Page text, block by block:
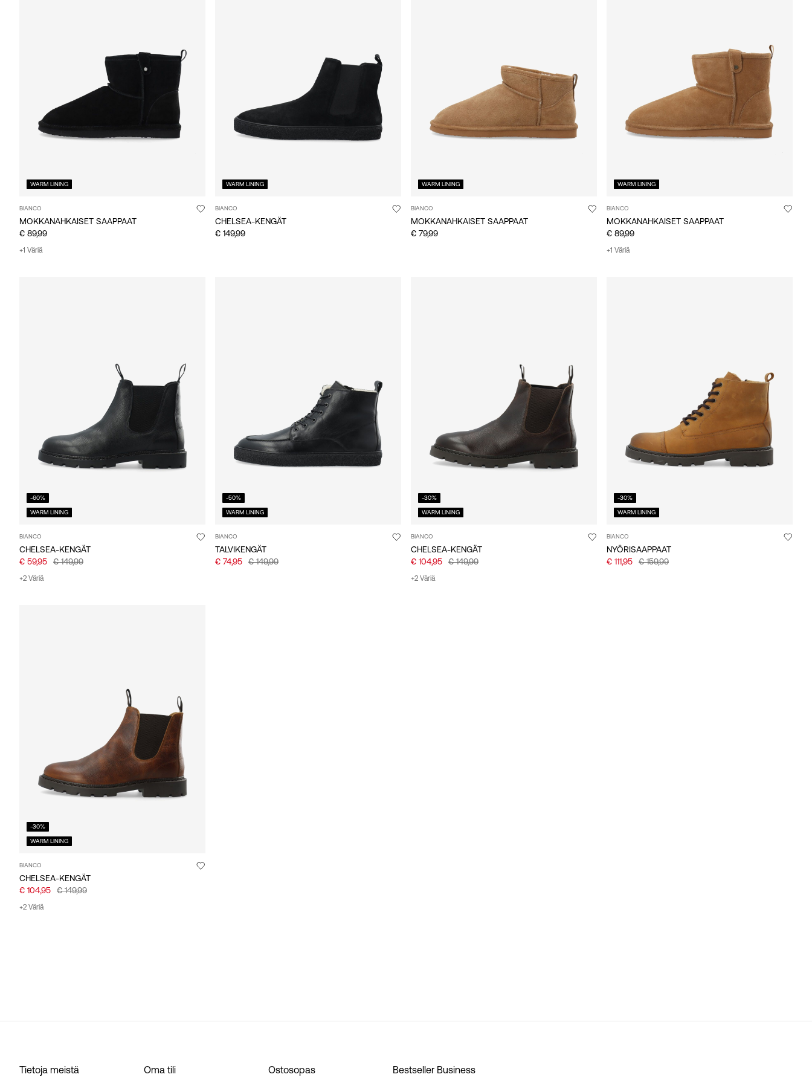
WARM LINING
BIANCO
MOKKANAHKAISET SAAPPAAT
€ 89,99
+1 Väriä
WARM LINING
BIANCO
CHELSEA-KENGÄT
€ 149,99
WARM LINING
BIANCO
MOKKANAHKAISET SAAPPAAT
€ 79,99
WARM LINING
BIANCO
MOKKANAHKAISET SAAPPAAT
€ 89,99
+1 Väriä
-60%
WARM LINING
BIANCO
CHELSEA-KENGÄT
€ 59,95
€ 149,99
+2 Väriä
-50%
WARM LINING
BIANCO
TALVIKENGÄT
€ 74,95
€ 149,99
-30%
WARM LINING
BIANCO
CHELSEA-KENGÄT
€ 104,95
€ 149,99
+2 Väriä
-30%
WARM LINING
BIANCO
NYÖRISAAPPAAT
€ 111,95
€ 159,99
-30%
WARM LINING
BIANCO
CHELSEA-KENGÄT
€ 104,95
€ 149,99
+2 Väriä
Tietoja meistä Oma tili Ostosopas Bestseller Business